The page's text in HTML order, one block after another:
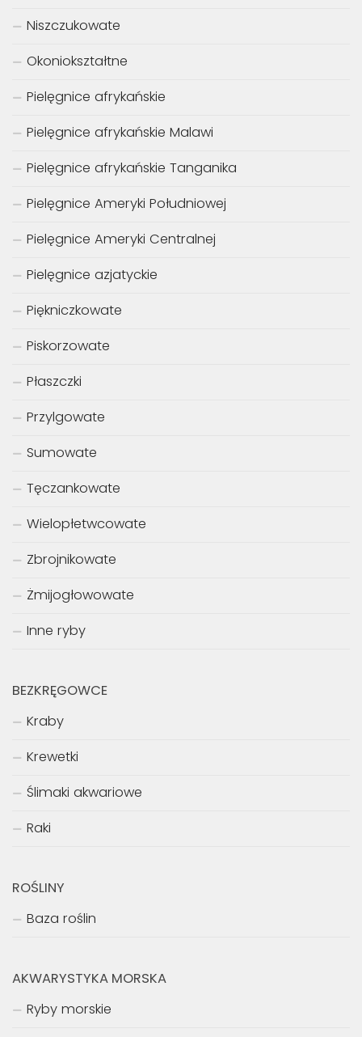
Niszczukowate
Okoniokształtne
Pielęgnice afrykańskie
Pielęgnice afrykańskie Malawi
Pielęgnice afrykańskie Tanganika
Pielęgnice Ameryki Południowej
Pielęgnice Ameryki Centralnej
Pielęgnice azjatyckie
Piękniczkowate
Piskorzowate
Płaszczki
Przylgowate
Sumowate
Tęczankowate
Wielopłetwcowate
Zbrojnikowate
Żmijogłowowate
Inne ryby
BEZKRĘGOWCE
Kraby
Krewetki
Ślimaki akwariowe
Raki
ROŚLINY
Baza roślin
AKWARYSTYKA MORSKA
Ryby morskie